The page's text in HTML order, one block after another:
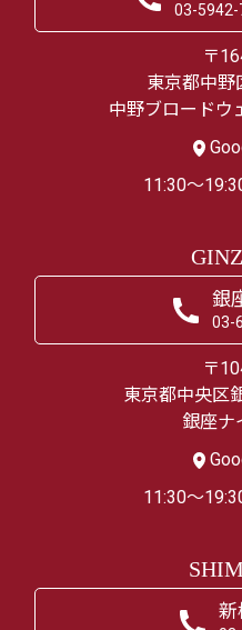
03-5942-
〒
東京都中野
中野ブロードウ
11:30～
銀
03-
〒
東京都中央区
銀座ナ
11:30～
新